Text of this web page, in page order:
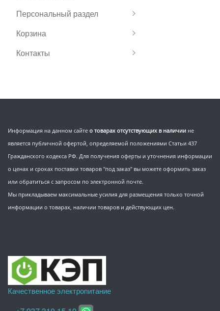
Персональный раздел
Корзина
Контакты
Информация на данном сайте о товарах отсутствующих в наличии не
является публичной офертой, определяемой положениями Статьи 437
Гражданского кодекса РФ. Для получения оферты и уточнения информации
о ценах и сроках поставки товаров "под заказ" вы можете оформить заказ
или обратиться с запросом по электронной почте.
Мы прикладываем максимальные усилия для размещения только точной
информации о товарах, наличии товаров и действующих цен.
Качественное электропитание